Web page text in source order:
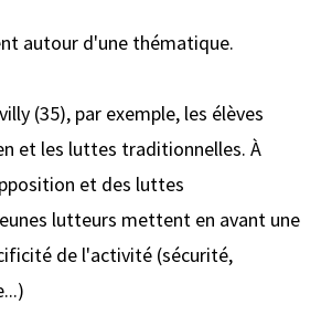
autour d'une thématique.
(35), par exemple, les élèves
et les luttes traditionnelles. À
et des luttes
lutteurs mettent en avant une
de l'activité (sécurité,